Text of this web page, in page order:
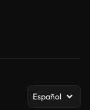
Español